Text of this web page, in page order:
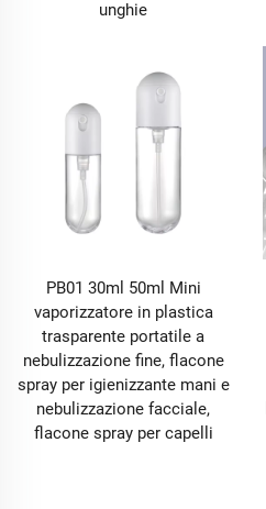
unghie
PB01 30ml 50ml Mini
vaporizzatore in plastica
trasparente portatile a
nebulizzazione fine, flacone
spray per igienizzante mani e
nebulizzazione facciale,
flacone spray per capelli